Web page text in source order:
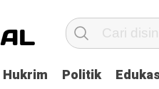
Hukrim Politik